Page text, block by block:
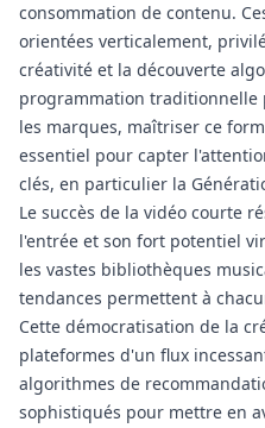
consommation de contenu.
orientées verticalement,
créativité et la découverte
programmation traditionnelle
les marques, maîtriser ce
essentiel pour capter
clés, en particulier la
Le succès de la vidéo courte
l'entrée et son fort potentiel
les vastes bibliothèques
tendances permettent à
Cette démocratisation de la
plateformes d'un flux
algorithmes de
sophistiqués pour mettre en